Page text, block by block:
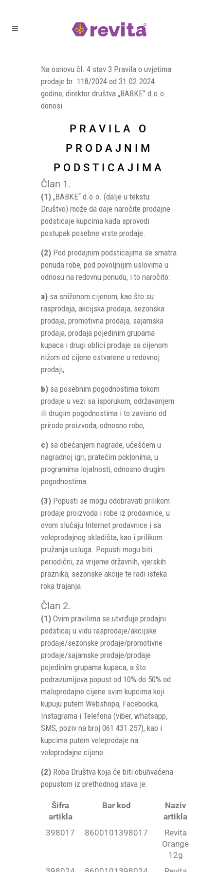
Na osnovu čl. 4 stav 3 Pravila o uvjetima
prodaje br. 118/2024 od 31.02.2024.
godine, direktor društva „BABKE“ d.o.o.
donosi
PRAVILA O
PRODAJNIM
PODSTICAJIMA
Član 1.
(1) „BABKE“ d.o.o. (dalje u tekstu:
Društvo) može da daje naročite prodajne
podsticaje kupcima kada sprovodi
postupak posebne vrste prodaje.
(2) Pod prodajnim podsticajima se smatra
ponuda robe, pod povoljnijim uslovima u
odnosu na redovnu ponudu, i to naročito:
a) sa sniženom cijenom, kao što su:
rasprodaja, akcijska prodaja, sezonska
prodaja, promotivna prodaja, sajamska
prodaja, prodaja pojedinim grupama
kupaca i drugi oblici prodaje sa cijenom
nižom od cijene ostvarene u redovnoj
prodaji,
b) sa posebnim pogodnostima tokom
prodaje u vezi sa isporukom, održavanjem
ili drugim pogodnostima i to zavisno od
prirode proizvoda, odnosno robe,
c) sa obećanjem nagrade, učešćem u
nagradnoj igri, pratećim poklonima, u
programima lojalnosti, odnosno drugim
pogodnostima.
(3) Popusti se mogu odobravati prilikom
prodaje proizvoda i robe iz prodavnice, u
ovom slučaju Internet prodavnice i sa
veleprodajnog skladišta, kao i prilikom
pružanja usluga. Popusti mogu biti
periodični, za vrijeme državnih, vjerskih
praznika, sezonske akcije te radi isteka
roka trajanja.
Član 2.
(1) Ovim pravilima se utvrđuje prodajni
podsticaj u vidu rasprodaje/akcijske
prodaje/sezonske prodaje/promotivne
prodaje/sajamske prodaje/prodaje
pojedinim grupama kupaca, a što
podrazumijeva popust od 10% do 50% od
maloprodajne cijene svim kupcima koji
kupuju putem Webshopa, Facebooka,
Instagrama i Telefona (viber, whatsapp,
SMS, poziv na broj 061 431 257), kao i
kupcima putem veleprodaje na
veleprodajne cijene.
(2) Roba Društva koja će biti obuhvaćena
popustom iz prethodnog stava je:
Šifra
artikla
Bar kod
Naziv
artikla
398017
8600101398017
Revita
Orange
12g